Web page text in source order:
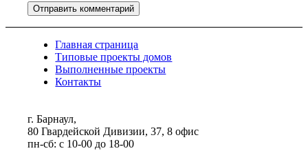
Главная страница
Типовые проекты домов
Выполненные проекты
Контакты
г. Барнаул,
80 Гвардейской Дивизии, 37, 8 офис
пн-сб: с 10-00 до 18-00